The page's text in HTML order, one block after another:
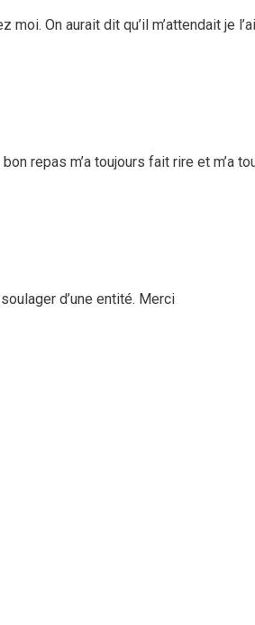
On aurait dit qu’il m’attendait je
repas m’a toujours fait rire et m’a
d’une entité. Merci